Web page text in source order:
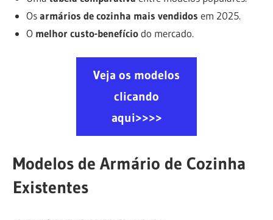
Osarmários de cozinha mais vendidos em 2025.
O melhor custo-benefíciodo mercado.
Veja os modelos
clicando
aqui>>>>
Modelos de Armário de Cozinha
Existentes